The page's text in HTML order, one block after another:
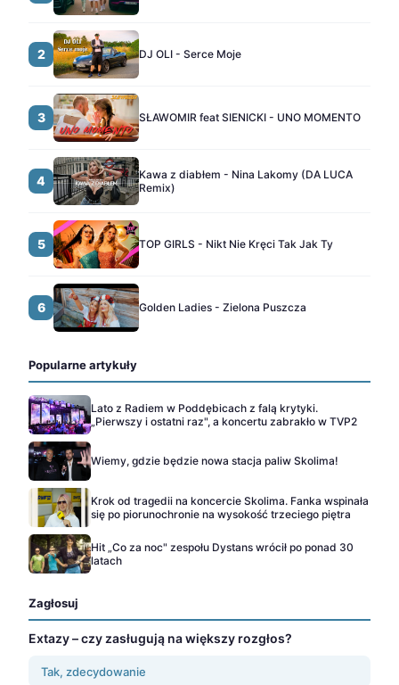
2 DJ OLI - Serce Moje
3 SŁAWOMIR feat SIENICKI - UNO MOMENTO
4
Kawa z diabłem - Nina Lakomy (DA LUCA
Remix)
5 TOP GIRLS - Nikt Nie Kręci Tak Jak Ty
6 Golden Ladies - Zielona Puszcza
Popularne artykuły
Lato z Radiem w Poddębicach z falą krytyki.
„Pierwszy i ostatni raz", a koncertu zabrakło w TVP2
Wiemy, gdzie będzie nowa stacja paliw Skolima!
Krok od tragedii na koncercie Skolima. Fanka wspinała
się po piorunochronie na wysokość trzeciego piętra
Hit „Co za noc" zespołu Dystans wrócił po ponad 30
latach
Zagłosuj
Extazy – czy zasługują na większy rozgłos?
Tak, zdecydowanie